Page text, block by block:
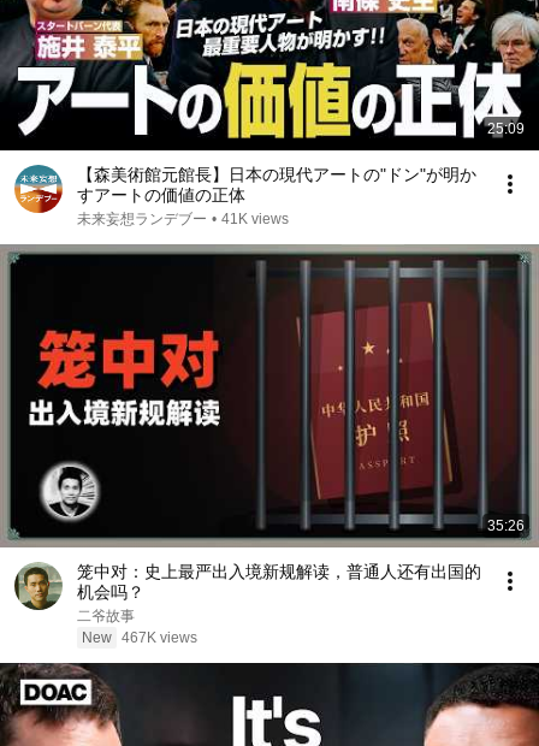
25:09
【森美術館元館長】日本の現代アートの"ドン"が明か
すアートの価値の正体
未来妄想ランデブー • 41K views
35:26
笼中对：史上最严出入境新规解读，普通人还有出国的
机会吗？
二爷故事
New 467K views